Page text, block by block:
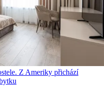
Z Ameriky přichází